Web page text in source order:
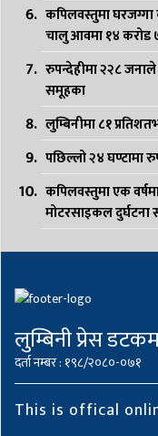
कपिलवस्तुमा घरजग्गा
चालु आवमा १४
रुपन्देहीमा २२८
समूहका
लुम्बिनीमा ८१
पछिल्लो २४ घण्टामा
कपिलवस्तुमा एक
मोटरसाइकल दुर्घटना
लुम्बिनी प्रेस
दर्ता नम्बर : १९८/२०८०-०७१
This is offical